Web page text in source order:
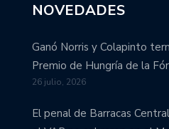
NOVEDADES
Ganó Norris y Colapinto
Premio de Hungría de la
26 julio, 2026
El penal de Barracas